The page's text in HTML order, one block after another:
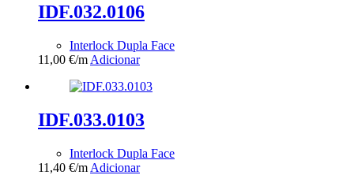
IDF.032.0106
Interlock Dupla Face
11,00 €/m Adicionar
IDF.033.0103
Interlock Dupla Face
11,40 €/m Adicionar